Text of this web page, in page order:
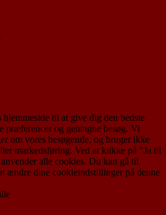
til at give dig den bedste
præferencer og gentagne besøg. Vi
om vores besøgende, og bruger ikke
markedsføring. Ved at klikke på "Ja til
alle cookies. Du kan gå til
ændre dine cookieindstillinger på denne